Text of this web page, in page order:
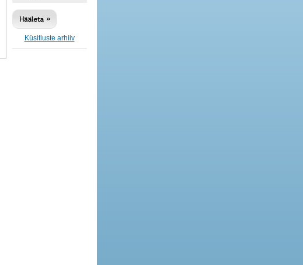
Küsitluste arhiiv